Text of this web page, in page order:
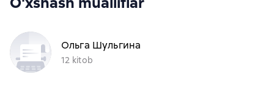
Ольга Шульгина
12 kitob